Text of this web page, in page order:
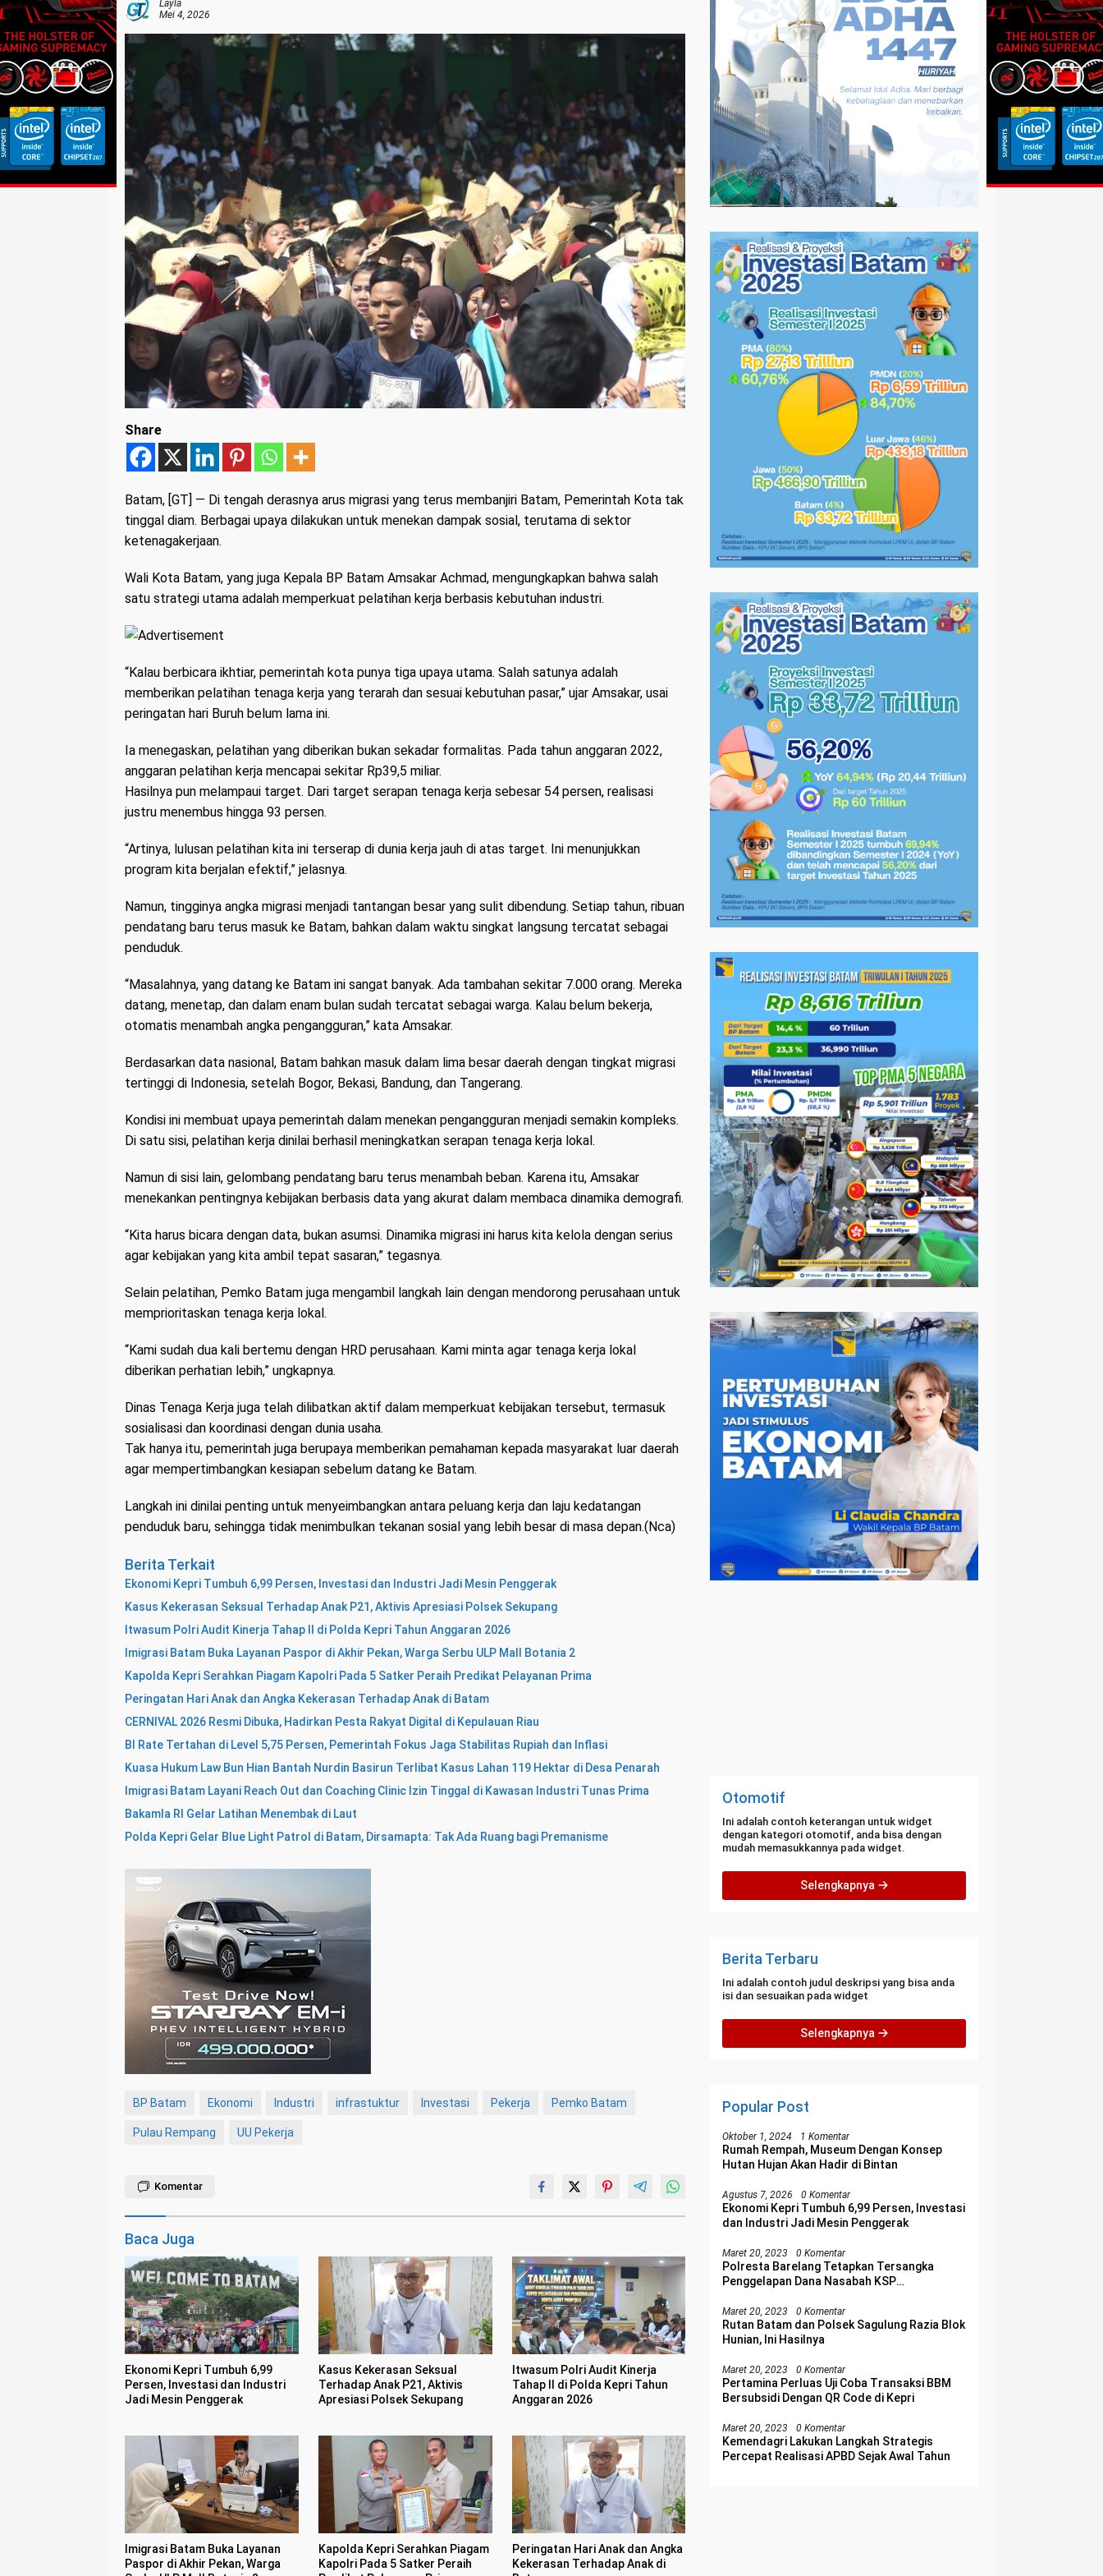
Layla
Mei 4, 2026
Share
Batam, [GT] — Di tengah derasnya arus migrasi yang terus membanjiri Batam, Pemerintah Kota tak
tinggal diam. Berbagai upaya dilakukan untuk menekan dampak sosial, terutama di sektor
ketenagakerjaan.
Wali Kota Batam, yang juga Kepala BP Batam Amsakar Achmad, mengungkapkan bahwa salah
satu strategi utama adalah memperkuat pelatihan kerja berbasis kebutuhan industri.
“Kalau berbicara ikhtiar, pemerintah kota punya tiga upaya utama. Salah satunya adalah
memberikan pelatihan tenaga kerja yang terarah dan sesuai kebutuhan pasar,” ujar Amsakar, usai
peringatan hari Buruh belum lama ini.
Ia menegaskan, pelatihan yang diberikan bukan sekadar formalitas. Pada tahun anggaran 2022,
anggaran pelatihan kerja mencapai sekitar Rp39,5 miliar.
Hasilnya pun melampaui target. Dari target serapan tenaga kerja sebesar 54 persen, realisasi
justru menembus hingga 93 persen.
“Artinya, lulusan pelatihan kita ini terserap di dunia kerja jauh di atas target. Ini menunjukkan
program kita berjalan efektif,” jelasnya.
Namun, tingginya angka migrasi menjadi tantangan besar yang sulit dibendung. Setiap tahun, ribuan
pendatang baru terus masuk ke Batam, bahkan dalam waktu singkat langsung tercatat sebagai
penduduk.
“Masalahnya, yang datang ke Batam ini sangat banyak. Ada tambahan sekitar 7.000 orang. Mereka
datang, menetap, dan dalam enam bulan sudah tercatat sebagai warga. Kalau belum bekerja,
otomatis menambah angka pengangguran,” kata Amsakar.
Berdasarkan data nasional, Batam bahkan masuk dalam lima besar daerah dengan tingkat migrasi
tertinggi di Indonesia, setelah Bogor, Bekasi, Bandung, dan Tangerang.
Kondisi ini membuat upaya pemerintah dalam menekan pengangguran menjadi semakin kompleks.
Di satu sisi, pelatihan kerja dinilai berhasil meningkatkan serapan tenaga kerja lokal.
Namun di sisi lain, gelombang pendatang baru terus menambah beban. Karena itu, Amsakar
menekankan pentingnya kebijakan berbasis data yang akurat dalam membaca dinamika demografi.
“Kita harus bicara dengan data, bukan asumsi. Dinamika migrasi ini harus kita kelola dengan serius
agar kebijakan yang kita ambil tepat sasaran,” tegasnya.
Selain pelatihan, Pemko Batam juga mengambil langkah lain dengan mendorong perusahaan untuk
memprioritaskan tenaga kerja lokal.
“Kami sudah dua kali bertemu dengan HRD perusahaan. Kami minta agar tenaga kerja lokal
diberikan perhatian lebih,” ungkapnya.
Dinas Tenaga Kerja juga telah dilibatkan aktif dalam memperkuat kebijakan tersebut, termasuk
sosialisasi dan koordinasi dengan dunia usaha.
Tak hanya itu, pemerintah juga berupaya memberikan pemahaman kepada masyarakat luar daerah
agar mempertimbangkan kesiapan sebelum datang ke Batam.
Langkah ini dinilai penting untuk menyeimbangkan antara peluang kerja dan laju kedatangan
penduduk baru, sehingga tidak menimbulkan tekanan sosial yang lebih besar di masa depan.(Nca)
Berita Terkait
Ekonomi Kepri Tumbuh 6,99 Persen, Investasi dan Industri Jadi Mesin Penggerak
Kasus Kekerasan Seksual Terhadap Anak P21, Aktivis Apresiasi Polsek Sekupang
Itwasum Polri Audit Kinerja Tahap II di Polda Kepri Tahun Anggaran 2026
Imigrasi Batam Buka Layanan Paspor di Akhir Pekan, Warga Serbu ULP Mall Botania 2
Kapolda Kepri Serahkan Piagam Kapolri Pada 5 Satker Peraih Predikat Pelayanan Prima
Peringatan Hari Anak dan Angka Kekerasan Terhadap Anak di Batam
CERNIVAL 2026 Resmi Dibuka, Hadirkan Pesta Rakyat Digital di Kepulauan Riau
BI Rate Tertahan di Level 5,75 Persen, Pemerintah Fokus Jaga Stabilitas Rupiah dan Inflasi
Kuasa Hukum Law Bun Hian Bantah Nurdin Basirun Terlibat Kasus Lahan 119 Hektar di Desa Penarah
Imigrasi Batam Layani Reach Out dan Coaching Clinic Izin Tinggal di Kawasan Industri Tunas Prima
Bakamla RI Gelar Latihan Menembak di Laut
Polda Kepri Gelar Blue Light Patrol di Batam, Dirsamapta: Tak Ada Ruang bagi Premanisme
BP Batam Ekonomi Industri infrastuktur Investasi Pekerja Pemko Batam
Pulau Rempang UU Pekerja
Komentar
Baca Juga
Ekonomi Kepri Tumbuh 6,99
Persen, Investasi dan Industri
Jadi Mesin Penggerak
Kasus Kekerasan Seksual
Terhadap Anak P21, Aktivis
Apresiasi Polsek Sekupang
Itwasum Polri Audit Kinerja
Tahap II di Polda Kepri Tahun
Anggaran 2026
Imigrasi Batam Buka Layanan
Paspor di Akhir Pekan, Warga
Kapolda Kepri Serahkan Piagam
Kapolri Pada 5 Satker Peraih
Peringatan Hari Anak dan Angka
Kekerasan Terhadap Anak di
Otomotif
Ini adalah contoh keterangan untuk widget
dengan kategori otomotif, anda bisa dengan
mudah memasukkannya pada widget.
Selengkapnya
Berita Terbaru
Ini adalah contoh judul deskripsi yang bisa anda
isi dan sesuaikan pada widget
Selengkapnya
Popular Post
Oktober 1, 2024 1 Komentar
Rumah Rempah, Museum Dengan Konsep
Hutan Hujan Akan Hadir di Bintan
Agustus 7, 2026 0 Komentar
Ekonomi Kepri Tumbuh 6,99 Persen, Investasi
dan Industri Jadi Mesin Penggerak
Maret 20, 2023 0 Komentar
Polresta Barelang Tetapkan Tersangka
Penggelapan Dana Nasabah KSP
Maret 20, 2023 0 Komentar
Rutan Batam dan Polsek Sagulung Razia Blok
Hunian, Ini Hasilnya
Maret 20, 2023 0 Komentar
Pertamina Perluas Uji Coba Transaksi BBM
Bersubsidi Dengan QR Code di Kepri
Maret 20, 2023 0 Komentar
Kemendagri Lakukan Langkah Strategis
Percepat Realisasi APBD Sejak Awal Tahun